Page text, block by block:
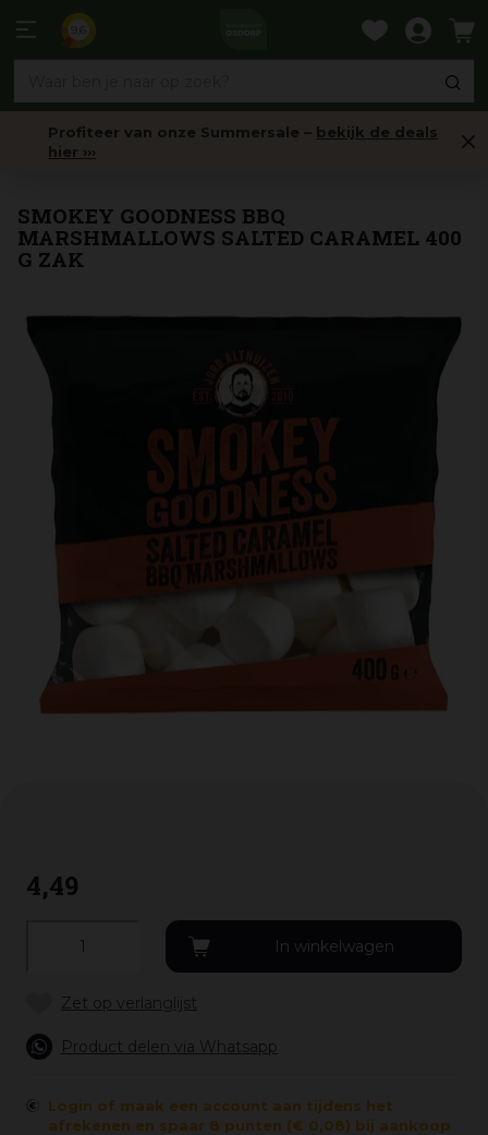
naar
Profiteer van onze Summersale – bekijk de deals
hier ›››
SMOKEY GOODNESS BBQ
MARSHMALLOWS SALTED CARAMEL 400
G ZAK
4,49
Product delen via Whatsapp
Login of maak een account aan tijdens het
afrekenen en spaar 8 punten (€ 0,08) bij aankoop